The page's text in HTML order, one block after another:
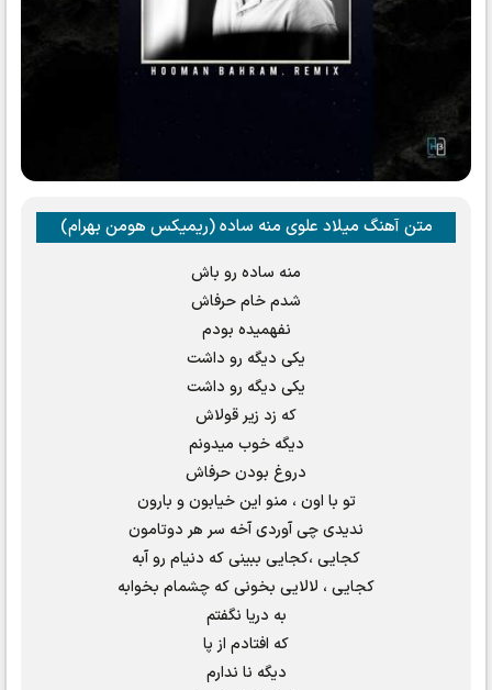
متن آهنگ میلاد علوی منه ساده (ریمیکس هومن بهرام)
منه ساده رو باش
شدم خام حرفاش
نفهمیده بودم
یکی دیگه رو داشت
یکی دیگه رو داشت
که زد زیر قولاش
دیگه خوب میدونم
دروغ بودن حرفاش
تو با اون ، منو این خیابون و بارون
ندیدی چی آوردی آخه سر هر دوتامون
کجایی ،کجایی ببینی که دنیام رو آبه
کجایی ، لالایی بخونی که چشمام بخوابه
به دریا نگفتم
که افتادم از پا
دیگه نا ندارم